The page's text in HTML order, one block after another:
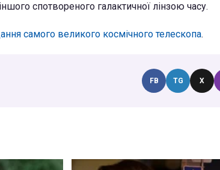
спотвореного галактичної лінзою часу.
самого великого космічного телескопа.
FB TG X